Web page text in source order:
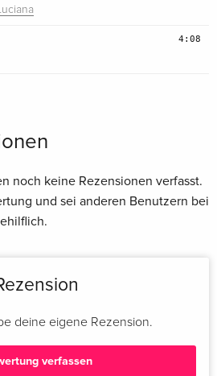
Luciana
4:08
noch keine Rezensionen verfasst.
und sei anderen Benutzern bei
deine eigene Rezension.
verfassen